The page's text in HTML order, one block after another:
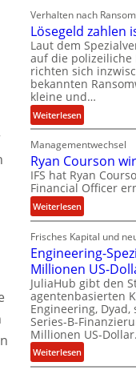
b
e
i
t
e
n
z
u
a
m
m
e
n
Verhalten nach
Lösegeld zahlen
Laut dem
auf die
richten sich
bekannten
kleine und…
Weiterlesen:
L
ö
s
e
g
e
l
d
z
a
h
l
e
n
i
s
Managementwechsel
Ryan Courson
IFS hat Ryan
Financial Officer
Weiterlesen:
R
y
a
n
C
o
u
r
s
o
Frisches Kapital und
Engineering-
Millionen US-
JuliaHub gibt den
agentenbasierten
Engineering,
Series-B-
Millionen US-
Weiterlesen:
E